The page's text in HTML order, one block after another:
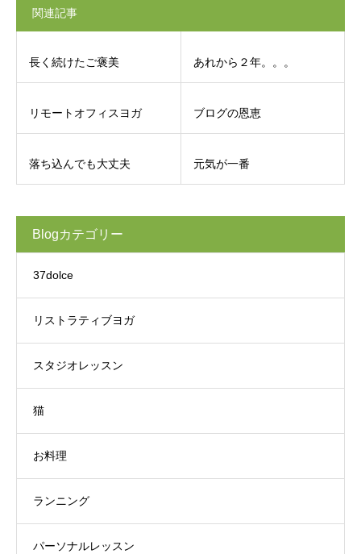
関連記事
長く続けたご褒美 あれから２年。。。
リモートオフィスヨガ ブログの恩恵
落ち込んでも大丈夫 元気が一番
Blogカテゴリー
37dolce
リストラティブヨガ
スタジオレッスン
猫
お料理
ランニング
パーソナルレッスン